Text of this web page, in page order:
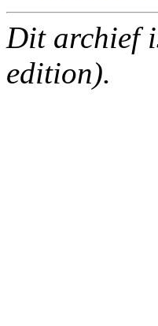
Dit archief
edition).